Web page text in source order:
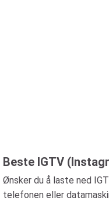
Beste IGTV
Ønsker du å laste ned
telefonen eller